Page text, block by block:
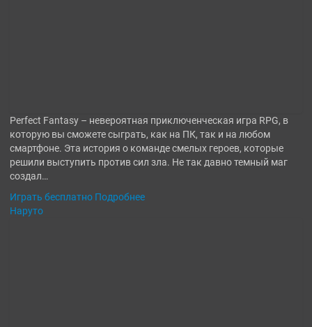
Perfect Fantasy – невероятная приключенческая игра RPG, в
которую вы сможете сыграть, как на ПК, так и на любом
смартфоне. Эта история о команде смелых героев, которые
решили выступить против сил зла. Не так давно темный маг
создал…
Играть бесплатно Подробнее
Наруто